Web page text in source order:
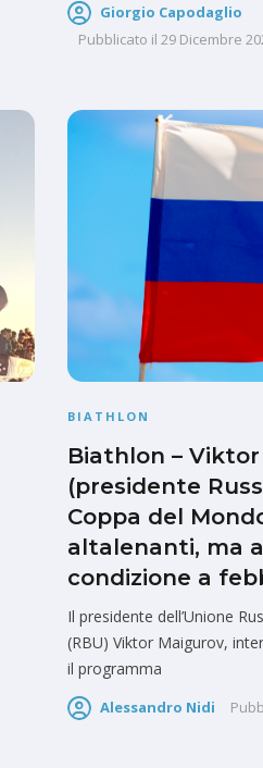
Giorgio Capodaglio
Pubblicato il 29 Dicembre
BIATHLON
Biathlon –
(presidente
Coppa del
altalenanti, ma
condizione a
Il presidente dell’Unione
(RBU) Viktor Maigurov,
il programma
Alessandro Nidi